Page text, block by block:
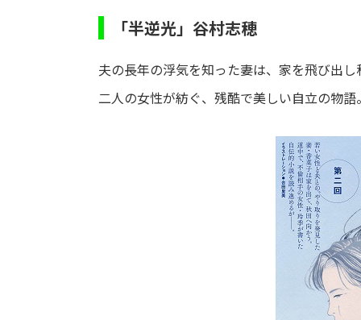
「半逆光」谷村志穂
夫の長年の浮気を知った妻は、家を飛び出し
二人の女性が紡ぐ、残酷で美しい自立の物語